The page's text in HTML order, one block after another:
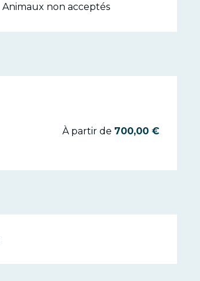
Animaux non acceptés
À partir de 700,00 €